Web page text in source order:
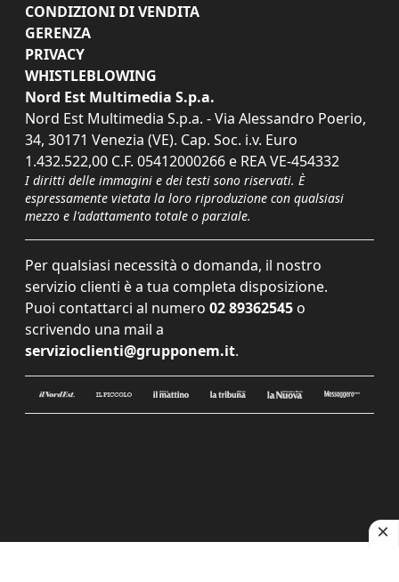
CONDIZIONI DI VENDITA
GERENZA
PRIVACY
WHISTLEBLOWING
Nord Est Multimedia S.p.a.
Nord Est Multimedia S.p.a. - Via Alessandro Poerio,
34, 30171 Venezia (VE). Cap. Soc. i.v. Euro
1.432.522,00 C.F. 05412000266 e REA VE-454332
I diritti delle immagini e dei testi sono riservati. È
espressamente vietata la loro riproduzione con qualsiasi
mezzo e l'adattamento totale o parziale.
Per qualsiasi necessità o domanda, il nostro
servizio clienti è a tua completa disposizione.
Puoi contattarci al numero 02 89362545 o
scrivendo una mail a
servizioclienti@grupponem.it.